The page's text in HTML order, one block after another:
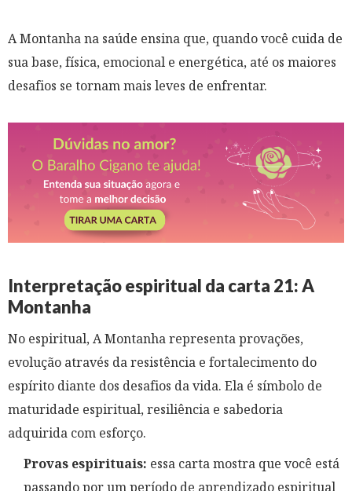
A Montanha na saúde ensina que, quando você cuida de
sua base, física, emocional e energética, até os maiores
desafios se tornam mais leves de enfrentar.
Interpretação espiritual da carta 21: A
Montanha
No espiritual, A Montanha representa provações,
evolução através da resistência e fortalecimento do
espírito diante dos desafios da vida. Ela é símbolo de
maturidade espiritual, resiliência e sabedoria
adquirida com esforço.
Provas espirituais: essa carta mostra que você está
passando por um período de aprendizado espiritual